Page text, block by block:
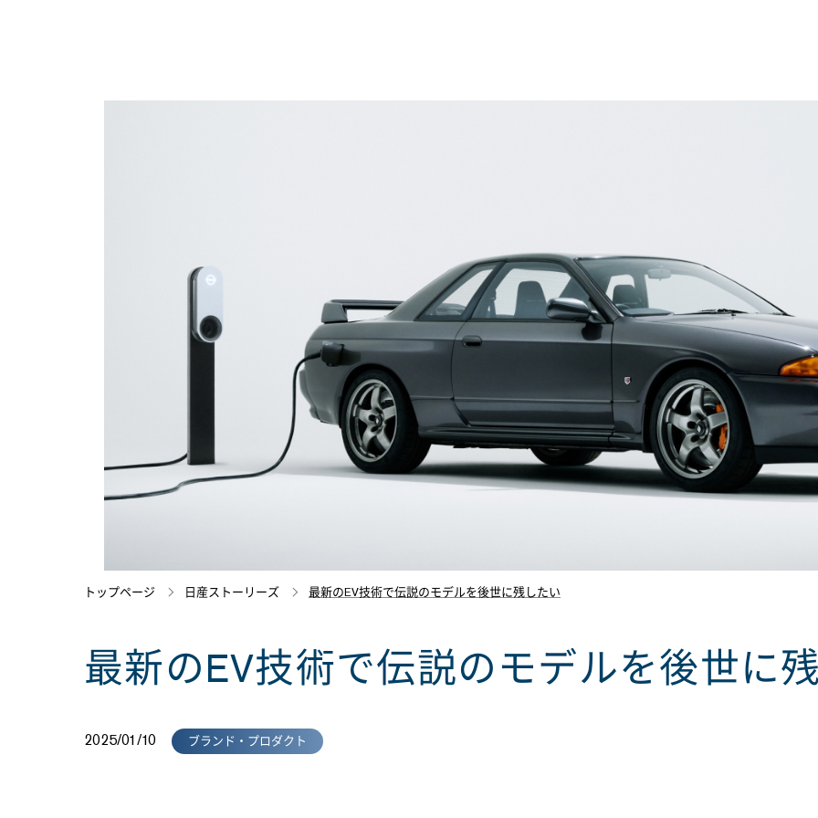
トップページ 日産ストーリーズ 最新のEV技術で伝説のモデルを後世に残したい
最新のEV技術で伝説のモデルを後世に
2025/01/10 ブランド・プロダクト